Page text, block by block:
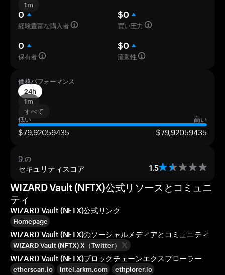
1m
0
経験豊富な購入者
$0
買い圧力
0
保有者
$0
流動性
価格パフォーマンス
24h
1m
すべて
低い
高い
$79,92059435 $79,92059435
別の
セキュリティスコア 1.5
WIZARD Vault (NFTX)公式リソースとコミュニ
ティ
WIZARD Vault (NFTX)公式リンク
Homepage
WIZARD Vault (NFTX)のソーシャルメディアとコミュニティ
WIZARD Vault (NFTX) X（Twitter）
WIZARD Vault (NFTX)ブロックチェーンエクスプローラー
etherscan.io intel.arkm.com ethplorer.io